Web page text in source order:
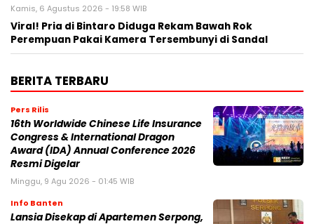
Kamis, 6 Agustus 2026 - 19:58 WIB
Viral! Pria di Bintaro Diduga Rekam Bawah Rok
Perempuan Pakai Kamera Tersembunyi di Sandal
BERITA TERBARU
Pers Rilis
16th Worldwide Chinese Life Insurance
Congress & International Dragon
Award (IDA) Annual Conference 2026
Resmi Digelar
Minggu, 9 Agu 2026 - 01:45 WIB
Info Banten
Lansia Disekap di Apartemen Serpong,